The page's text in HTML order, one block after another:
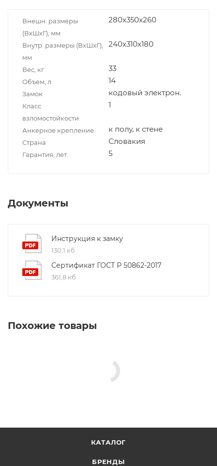
Внешн. размеры
(ВxШxГ), мм
280x350x260
Внутр. размеры (ВxШxГ),
мм
240х310х180
Вес, кг 33
Объем, л 14
Замок кодовый электрон.
Класс
взломостойкости
1
Анкерное крепление к полу, к стене
Страна Словакия
Гарантия, лет 5
Документы
Инструкция к замку
130,1 кб
Сертификат ГОСТ Р 50862-2017
361,8 кб
Похожие товары
КАТАЛОГ
БРЕНДЫ